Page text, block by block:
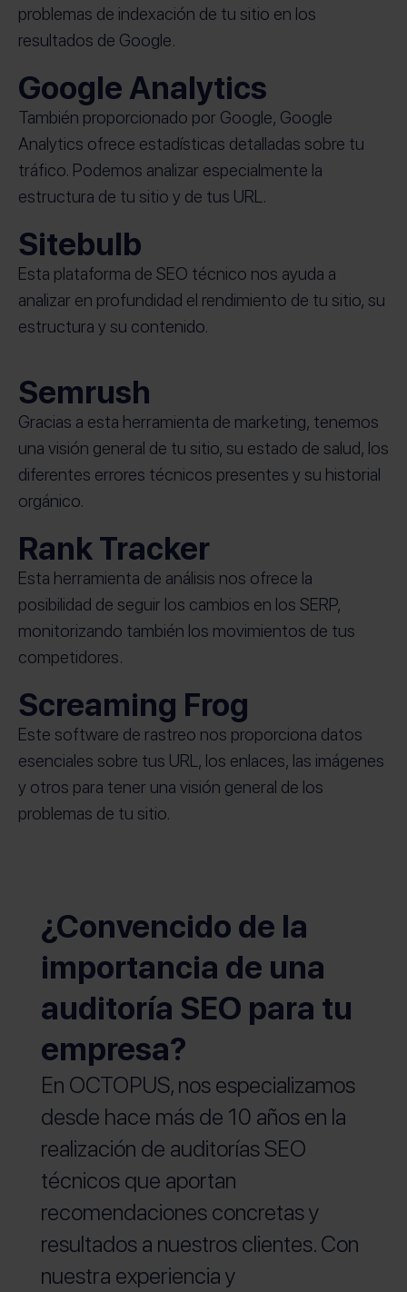
problemas de indexación de tu sitio en los
resultados de Google.
Google Analytics
También proporcionado por Google, Google
Analytics ofrece estadísticas detalladas sobre tu
tráfico. Podemos analizar especialmente la
estructura de tu sitio y de tus URL.
Sitebulb
Esta plataforma de SEO técnico nos ayuda a
analizar en profundidad el rendimiento de tu sitio, su
estructura y su contenido.
Semrush
Gracias a esta herramienta de marketing, tenemos
una visión general de tu sitio, su estado de salud, los
diferentes errores técnicos presentes y su historial
orgánico.
Rank Tracker
Esta herramienta de análisis nos ofrece la
posibilidad de seguir los cambios en los SERP,
monitorizando también los movimientos de tus
competidores.
Screaming Frog
Este software de rastreo nos proporciona datos
esenciales sobre tus URL, los enlaces, las imágenes
y otros para tener una visión general de los
problemas de tu sitio.
¿Convencido de la
importancia de una
auditoría SEO para tu
empresa?
En OCTOPUS, nos especializamos
desde hace más de 10 años en la
realización de auditorías SEO
técnicos que aportan
recomendaciones concretas y
resultados a nuestros clientes. Con
nuestra experiencia y